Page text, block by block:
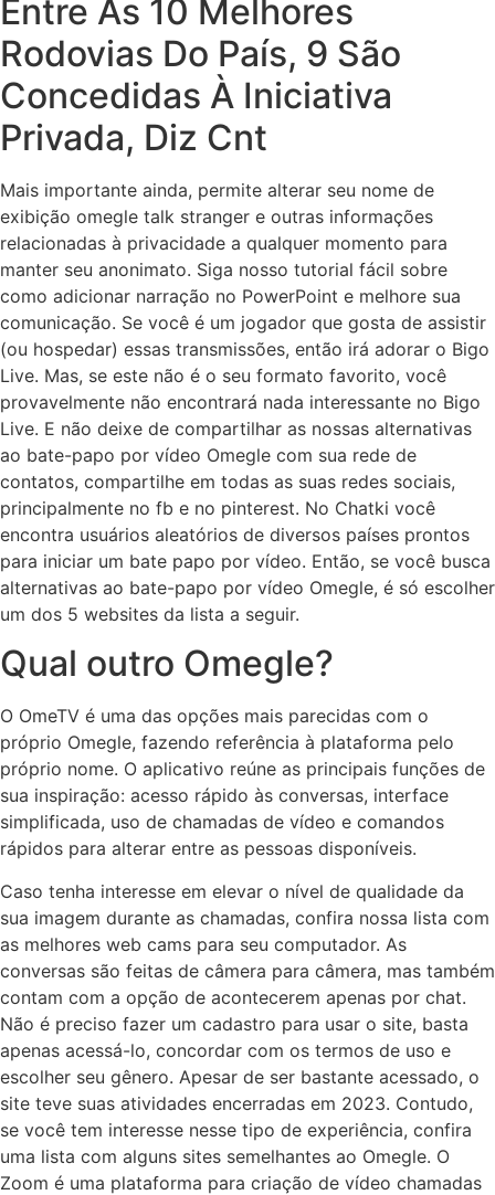
Entre As 10 Melhores
Rodovias Do País, 9 São
Concedidas À Iniciativa
Privada, Diz Cnt
Mais importante ainda, permite alterar seu nome de
exibição omegle talk stranger e outras informações
relacionadas à privacidade a qualquer momento para
manter seu anonimato. Siga nosso tutorial fácil sobre
como adicionar narração no PowerPoint e melhore sua
comunicação. Se você é um jogador que gosta de assistir
(ou hospedar) essas transmissões, então irá adorar o Bigo
Live. Mas, se este não é o seu formato favorito, você
provavelmente não encontrará nada interessante no Bigo
Live. E não deixe de compartilhar as nossas alternativas
ao bate-papo por vídeo Omegle com sua rede de
contatos, compartilhe em todas as suas redes sociais,
principalmente no fb e no pinterest. No Chatki você
encontra usuários aleatórios de diversos países prontos
para iniciar um bate papo por vídeo. Então, se você busca
alternativas ao bate-papo por vídeo Omegle, é só escolher
um dos 5 websites da lista a seguir.
Qual outro Omegle?
O OmeTV é uma das opções mais parecidas com o
próprio Omegle, fazendo referência à plataforma pelo
próprio nome. O aplicativo reúne as principais funções de
sua inspiração: acesso rápido às conversas, interface
simplificada, uso de chamadas de vídeo e comandos
rápidos para alterar entre as pessoas disponíveis.
Caso tenha interesse em elevar o nível de qualidade da
sua imagem durante as chamadas, confira nossa lista com
as melhores web cams para seu computador. As
conversas são feitas de câmera para câmera, mas também
contam com a opção de acontecerem apenas por chat.
Não é preciso fazer um cadastro para usar o site, basta
apenas acessá-lo, concordar com os termos de uso e
escolher seu gênero. Apesar de ser bastante acessado, o
site teve suas atividades encerradas em 2023. Contudo,
se você tem interesse nesse tipo de experiência, confira
uma lista com alguns sites semelhantes ao Omegle. O
Zoom é uma plataforma para criação de vídeo chamadas